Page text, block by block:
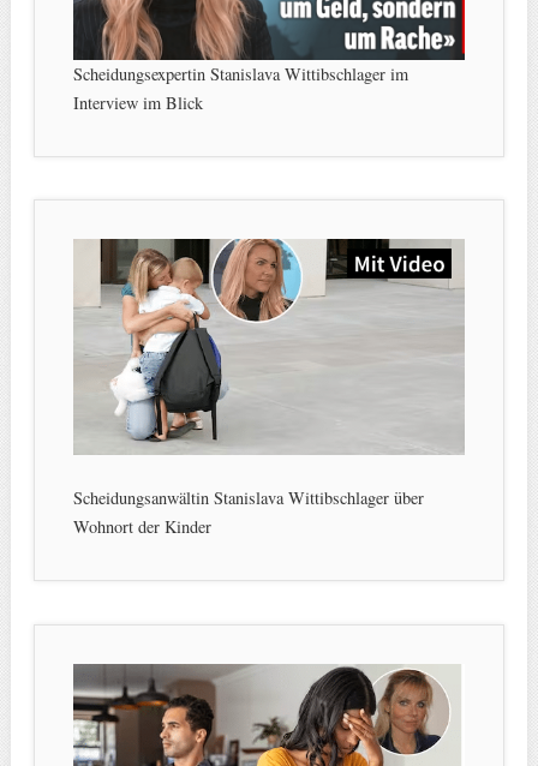
Scheidungsexpertin Stanislava Wittibschlager im
Interview im Blick
Scheidungsanwältin Stanislava Wittibschlager über
Wohnort der Kinder